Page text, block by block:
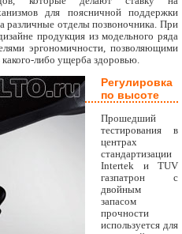
для поясничной поддержки
различные отделы позвоночника. При
продукция из модельного ряда
эргономичности, позволяющими
либо ущерба здоровью.
Регулировка
по высоте
Прошедший
тестирования в
центрах
стандартизации
Intertek и TUV
газпатрон с
двойным
запасом
прочности
используется для